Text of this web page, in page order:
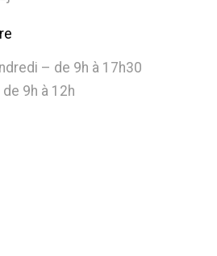
– de 9h à 17h30
9h à 12h